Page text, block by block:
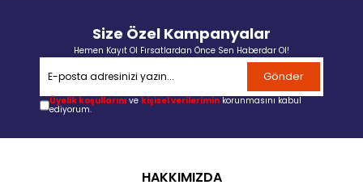
Size Özel Kampanyalar
Hemen Kayıt Ol Fırsatlardan Önce Sen Haberdar Ol!
Gönder
Üyelik koşullarını ve kişisel verilerimin korunmasını kabul
ediyorum.
HAKKIMIZDA